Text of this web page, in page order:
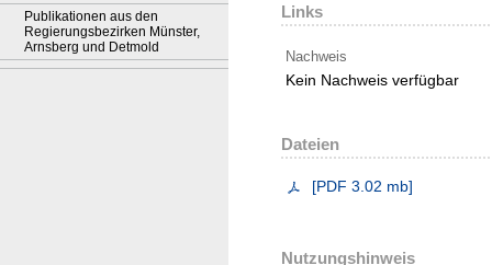
Publikationen aus den
Regierungsbezirken Münster,
Arnsberg und Detmold
Links
Nachweis
Kein Nachweis verfügbar
Dateien
[PDF 3.02 mb]
Nutzungshinweis